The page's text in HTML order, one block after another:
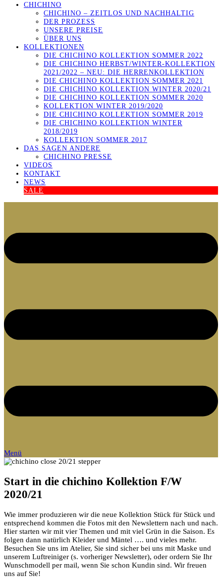
CHICHINO
CHICHINO – ZEITLOS UND NACHHALTIG
DER PROZESS
UNSERE PREISE
ÜBER UNS
KOLLEKTIONEN
DIE CHICHINO KOLLEKTION SOMMER 2022
DIE CHICHINO HERBST/WINTER-KOLLEKTION
2021/2022 – NEU: DIE HERRENKOLLEKTION
DIE CHICHINO KOLLEKTION SOMMER 2021
DIE CHICHINO KOLLEKTION WINTER 2020/21
DIE CHICHINO KOLLEKTION SOMMER 2020
KOLLEKTION WINTER 2019/2020
DIE CHICHINO KOLLEKTION SOMMER 2019
DIE CHICHINO KOLLEKTION WINTER
2018/2019
KOLLEKTION SOMMER 2017
DAS SAGEN ANDERE
CHICHINO PRESSE
VIDEOS
KONTAKT
NEWS
SALE
Menü
Start in die chichino Kollektion F/W
2020/21
Wie immer produzieren wir die neue Kollektion Stück für Stück und
entsprechend kommen die Fotos mit den Newslettern nach und nach.
Hier starten wir mit vier Themen und mit viel Grün in die Saison. Es
folgen dann natürlich Kleider und Mäntel …. und vieles mehr.
Besuchen Sie uns im Atelier, Sie sind sicher bei uns mit Maske und
unserem Luftreiniger (s. vorheriger Newsletter), oder ordern Sie Ihr
Wunschmodell per mail, wenn Sie schon Kundin sind. Wir freuen
uns auf Sie!